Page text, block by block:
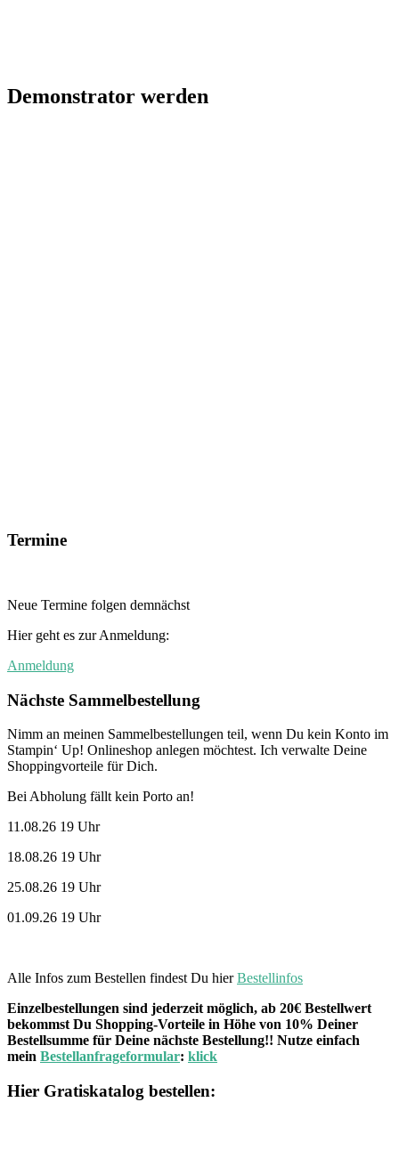
Demonstrator werden
Termine
Neue Termine folgen demnächst
Hier geht es zur Anmeldung:
Anmeldung
Nächste Sammelbestellung
Nimm an meinen Sammelbestellungen teil, wenn Du kein Konto im
Stampin‘ Up! Onlineshop anlegen möchtest. Ich verwalte Deine
Shoppingvorteile für Dich.
Bei Abholung fällt kein Porto an!
11.08.26 19 Uhr
18.08.26 19 Uhr
25.08.26 19 Uhr
01.09.26 19 Uhr
Alle Infos zum Bestellen findest Du hierBestellinfos
Einzelbestellungen sind jederzeit möglich, ab 20€ Bestellwert
bekommst Du Shopping-Vorteile in Höhe von 10% Deiner
Bestellsumme für Deine nächste Bestellung!! Nutze einfach
mein Bestellanfrageformular: klick
Hier Gratiskatalog bestellen: